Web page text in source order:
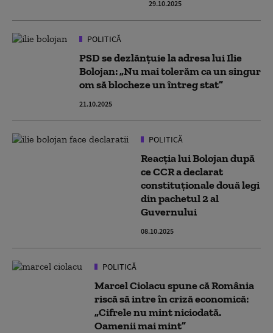
29.10.2025
POLITICĂ
PSD se dezlănțuie la adresa lui Ilie
Bolojan: „Nu mai tolerăm ca un singur
om să blocheze un întreg stat”
21.10.2025
POLITICĂ
Reacția lui Bolojan după
ce CCR a declarat
constituționale două legi
din pachetul 2 al
Guvernului
08.10.2025
POLITICĂ
Marcel Ciolacu spune că România
riscă să intre în criză economică:
„Cifrele nu mint niciodată.
Oamenii mai mint”